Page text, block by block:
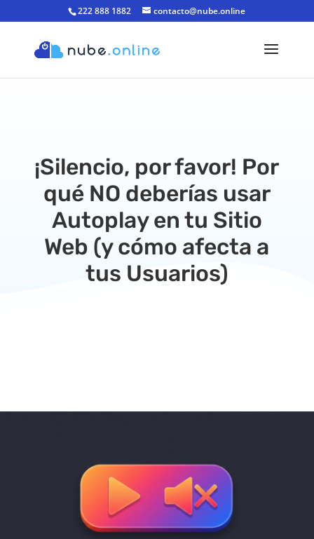
222 888 1882 contacto@nube.online
¡Silencio, por favor! Por
qué NO deberías usar
Autoplay en tu Sitio
Web (y cómo afecta a
tus Usuarios)